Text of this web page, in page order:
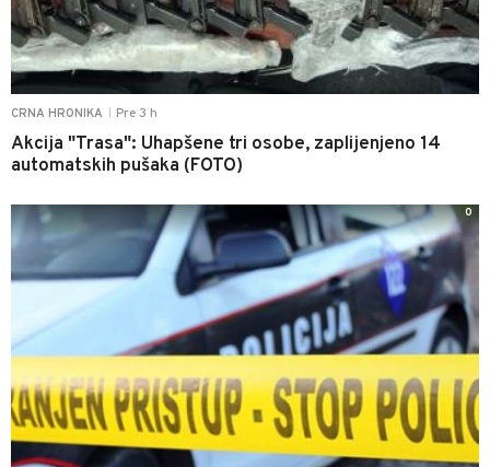
CRNA HRONIKA Pre 3 h
Akcija "Trasa": Uhapšene tri osobe, zaplijenjeno 14
automatskih pušaka (FOTO)
0